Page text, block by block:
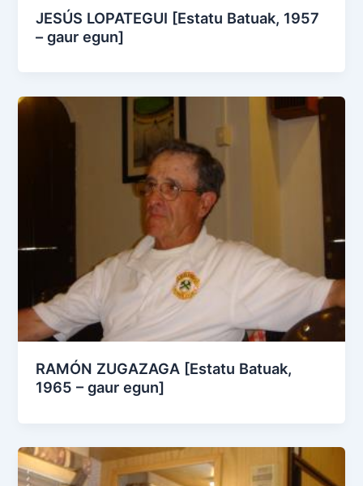
JESÚS LOPATEGUI [Estatu Batuak, 1957
– gaur egun]
RAMÓN ZUGAZAGA [Estatu Batuak,
1965 – gaur egun]